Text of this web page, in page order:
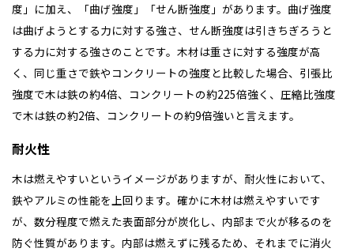
度」に加え、「曲げ強度」「せん断強度」があります。曲げ強度
は曲げようとする力に対する強さ、せん断強度は引きちぎろうと
する力に対する強さのことです。木材は重さに対する強度が高
く、同じ重さで鉄やコンクリートの強度と比較した場合、引張比
強度で木は鉄の約4倍、コンクリートの約225倍強く、圧縮比強度
で木は鉄の約2倍、コンクリートの約9倍強いと言えます。
耐火性
木は燃えやすいというイメージがありますが、耐火性において、
鉄やアルミの性能を上回ります。確かに木材は燃えやすいです
が、数分程度で燃えた表面部分が炭化し、内部まで火が移るのを
防ぐ性質があります。内部は燃えずに残るため、それまでに消火